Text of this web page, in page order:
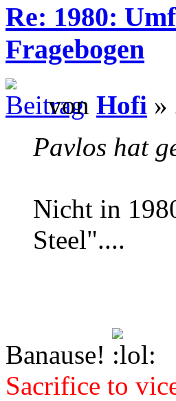
Re: 1980:
Fragebogen
von Hofi »
Pavlos hat
Nicht in
Steel"....
Banause!
Sacrifice to